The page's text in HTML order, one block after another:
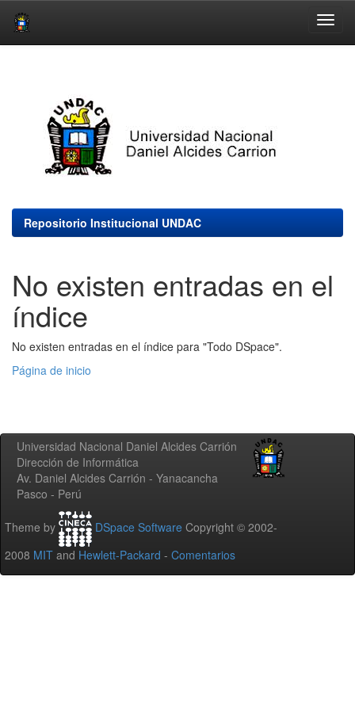
Repositorio Institucional UNDAC
No existen entradas en el
índice
No existen entradas en el índice para "Todo DSpace".
Página de inicio
Universidad Nacional Daniel Alcides Carrión
Dirección de Informática
Av. Daniel Alcides Carrión - Yanacancha
Pasco - Perú
Theme by DSpace Software Copyright © 2002-
2008 MIT and Hewlett-Packard - Comentarios